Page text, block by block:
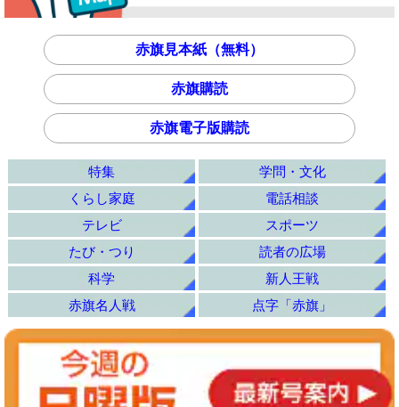
赤旗見本紙（無料）
赤旗購読
赤旗電子版購読
特集
学問・文化
くらし家庭
電話相談
テレビ
スポーツ
たび・つり
読者の広場
科学
新人王戦
赤旗名人戦
点字「赤旗」